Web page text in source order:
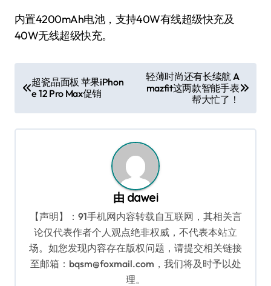
内置4200mAh电池，支持40W有线超级快充及
40W无线超级快充。
章
导
航
超瓷晶面板 苹果iPhon
e 12 Pro Max促销
轻薄时尚还有长续航 A
mazfit这两款智能手表
帮大忙了！
由 dawei
【声明】：91手机网内容转载自互联网，其相关言
论仅代表作者个人观点绝非权威，不代表本站立
场。如您发现内容存在版权问题，请提交相关链接
至邮箱：bqsm@foxmail.com，我们将及时予以处
理。